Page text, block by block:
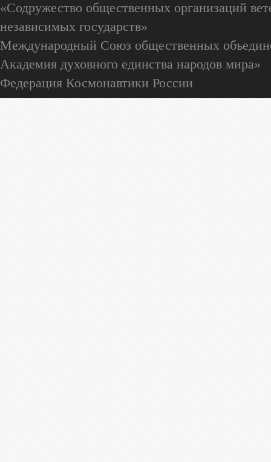
«Содружество общественных организаций
независимых государств»
Международный Союз общественных
Академия духовного единства народов мира»
Федерация Космонавтики России